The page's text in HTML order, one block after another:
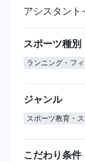
アシスタント
スポーツ種別
ランニング・フ
ジャンル
スポーツ教育・
こだわり条件